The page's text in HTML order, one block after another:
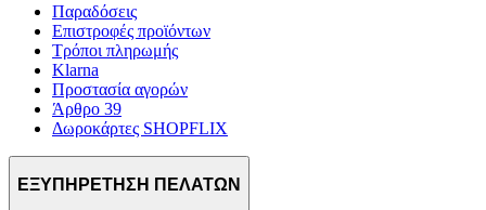
Παραδόσεις
Επιστροφές προϊόντων
Τρόποι πληρωμής
Klarna
Προστασία αγορών
Άρθρο 39
Δωροκάρτες SHOPFLIX
ΕΞΥΠΗΡΕΤΗΣΗ ΠΕΛΑΤΩΝ